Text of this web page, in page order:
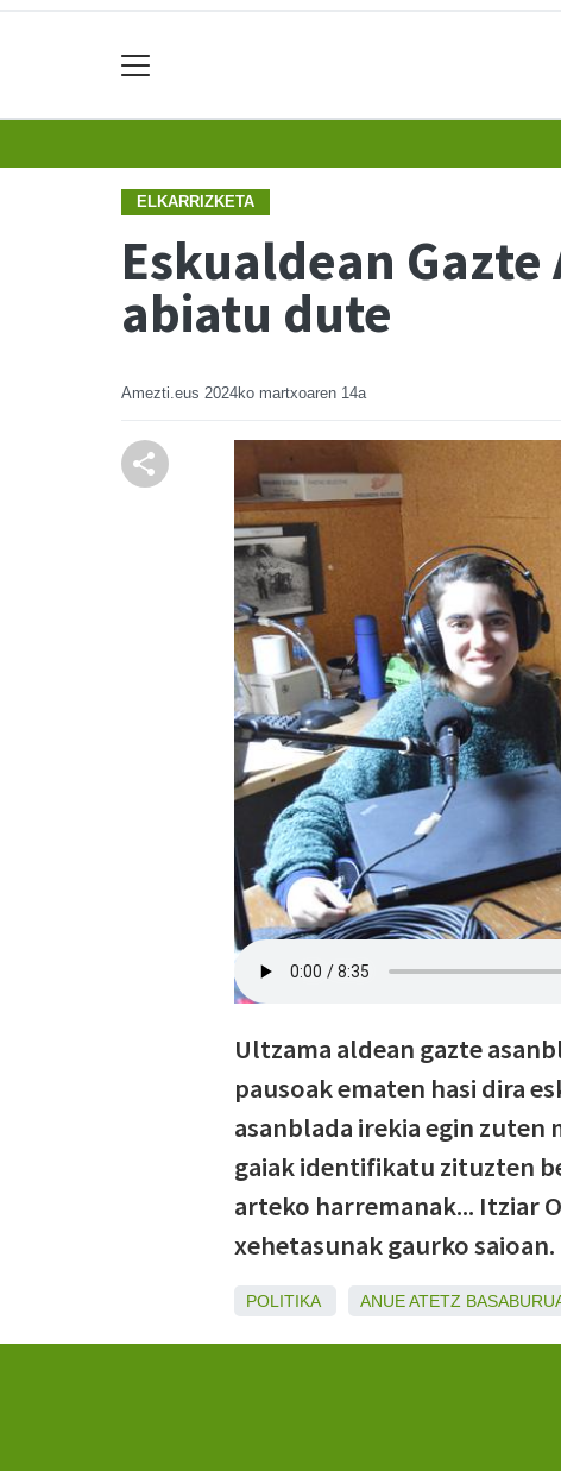
ELKARRIZKETA
Eskualdean
abiatu dute
Amezti.eus 2024ko martxoaren 14a
Ultzama aldean gazte
pausoak ematen hasi dira
asanblada irekia egin
gaiak identifikatu zituzten
arteko harremanak... Itziar
xehetasunak gaurko saioan.
POLITIKA ANUEATETZ